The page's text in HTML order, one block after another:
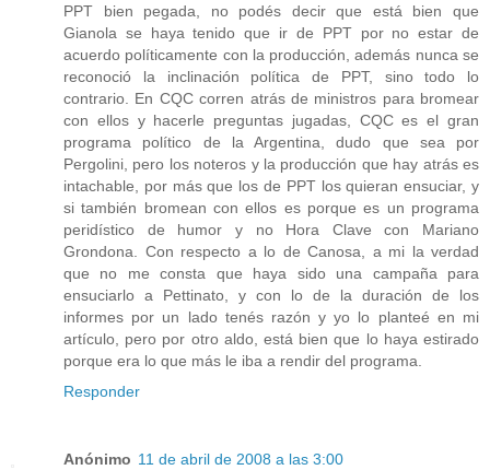
PPT bien pegada, no podés decir que está bien que
Gianola se haya tenido que ir de PPT por no estar de
acuerdo políticamente con la producción, además nunca se
reconoció la inclinación política de PPT, sino todo lo
contrario. En CQC corren atrás de ministros para bromear
con ellos y hacerle preguntas jugadas, CQC es el gran
programa político de la Argentina, dudo que sea por
Pergolini, pero los noteros y la producción que hay atrás es
intachable, por más que los de PPT los quieran ensuciar, y
si también bromean con ellos es porque es un programa
peridístico de humor y no Hora Clave con Mariano
Grondona. Con respecto a lo de Canosa, a mi la verdad
que no me consta que haya sido una campaña para
ensuciarlo a Pettinato, y con lo de la duración de los
informes por un lado tenés razón y yo lo planteé en mi
artículo, pero por otro aldo, está bien que lo haya estirado
porque era lo que más le iba a rendir del programa.
Responder
Anónimo 11 de abril de 2008 a las 3:00